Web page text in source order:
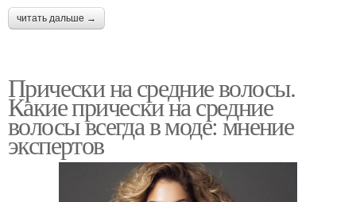
читать дальше →
Прически на средние волосы.
Какие прически на средние
волосы всегда в моде: мнение
экспертов